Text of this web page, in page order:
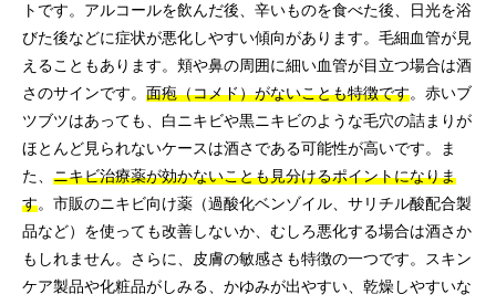
トです。アルコールを飲んだ後、辛いものを食べた後、日光を浴
びた後などに症状が悪化しやすい傾向があります。毛細血管が見
えることもあります。頬や鼻の周囲に細い血管が目立つ場合は酒
さのサインです。 面疱（コメド）がないことも特徴です。赤いブ
ツブツはあっても、白ニキビや黒ニキビのような毛穴の詰まりが
ほとんど見られないケースは酒さである可能性が高いです。ま
た、 ニキビ治療薬が効かないことも見分けるポイントになりま
す。市販のニキビ向け薬（過酸化ベンゾイル、サリチル酸配合製
品など）を使っても改善しないか、むしろ悪化する場合は酒さか
もしれません。さらに、皮膚の敏感さも特徴の一つです。スキン
ケア製品や化粧品がしみる、かゆみが出やすい、乾燥しやすいな